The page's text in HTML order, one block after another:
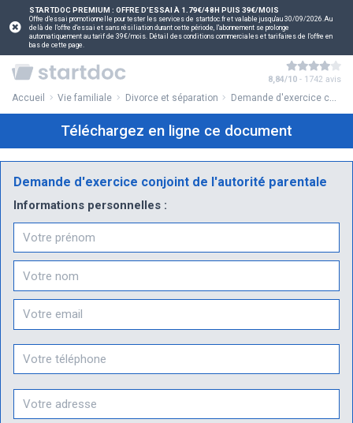
STARTDOC PREMIUM : OFFRE D'ESSAI À 1.79€/48H PUIS 39€/MOIS
Offre d'essai promotionnelle pour tester les services de startdoc.fr et valable jusqu'au 30/09/2026.Au
delà de l'offre d'essai et sans résiliation durant cette période, l'abonnement se prolonge
automatiquement au tarif de 39€/mois. Détail des conditions commerciales et tarifaires de l'offre en
bas de cette page.
8,84/10 - 1742 avis
Accueil Vie familiale Divorce et séparation Demande d'exercice conjoint de l'autorité parentale
Téléchargez en ligne ce document
Demande d'exercice conjoint de l'autorité parentale
Informations personnelles :